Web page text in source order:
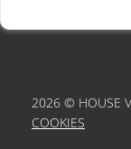
2026 © HOUSE
COOKIES